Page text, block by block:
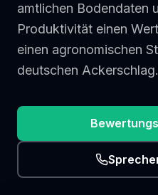
amtlichen Bodendaten
Produktivität einen
einen agronomischen
deutschen Ackerschlag.